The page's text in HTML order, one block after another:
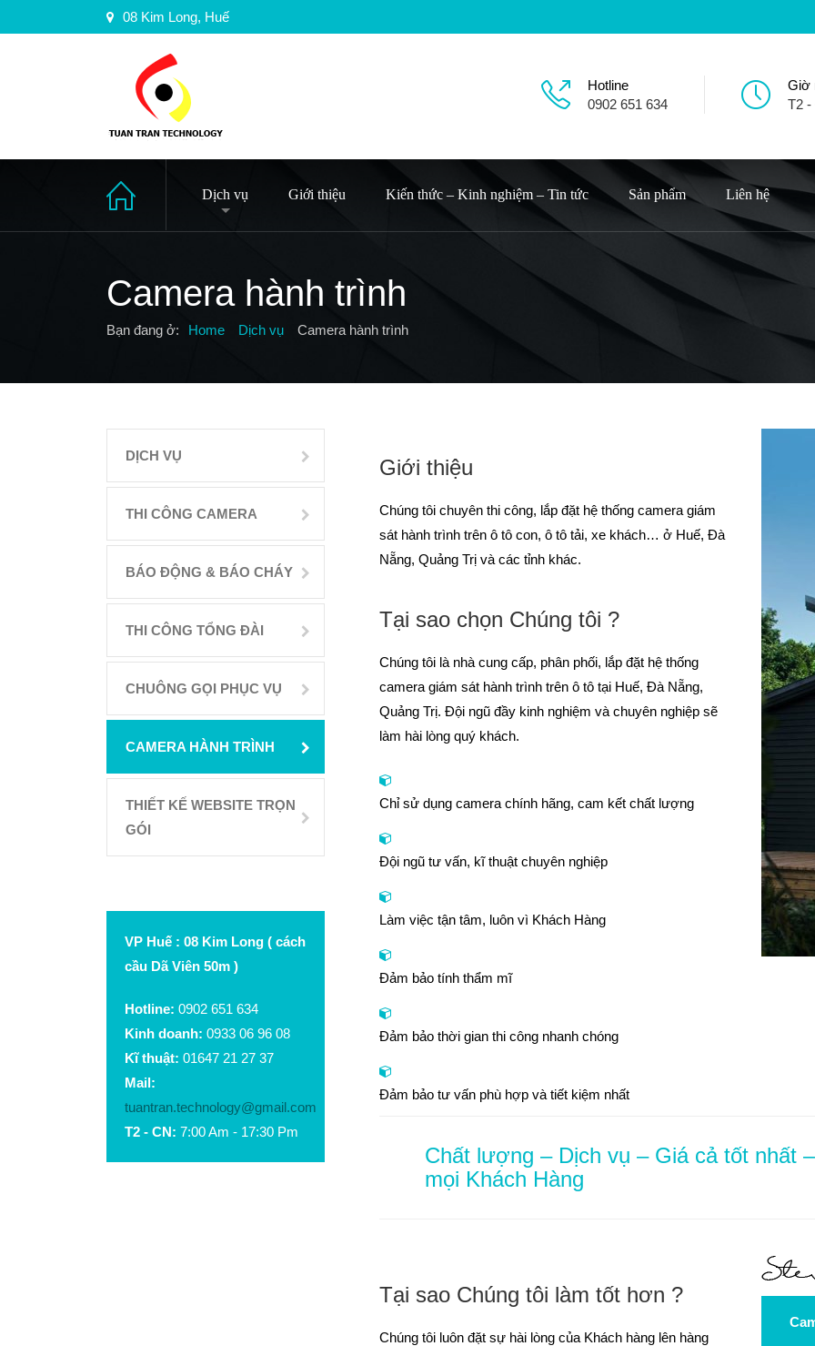
08 Kim Long, Huế
Hotline
0902 651 634
Giờ
T2 -
Dịch vụ Giới thiệu Kiến thức – Kinh nghiệm – Tin tức Sản phẩm Liên hệ
Camera hành trình
Bạn đang ở: Home Dịch vụ Camera hành trình
Giới thiệu
Chúng tôi chuyên thi công, lắp đặt hệ thống camera giám
sát hành trình trên ô tô con, ô tô tải, xe khách… ở Huế, Đà
Nẵng, Quảng Trị và các tỉnh khác.
Tại sao chọn Chúng tôi ?
Chúng tôi là nhà cung cấp, phân phối, lắp đặt hệ thống
camera giám sát hành trình trên ô tô tại Huế, Đà Nẵng,
Quảng Trị. Đội ngũ đầy kinh nghiệm và chuyên nghiệp sẽ
làm hài lòng quý khách.
Chỉ sử dụng camera chính hãng, cam kết chất lượng
Đội ngũ tư vấn, kĩ thuật chuyên nghiệp
Làm việc tận tâm, luôn vì Khách Hàng
Đảm bảo tính thẩm mĩ
Đảm bảo thời gian thi công nhanh chóng
Đảm bảo tư vấn phù hợp và tiết kiệm nhất
Chất lượng – Dịch vụ – Giá cả tốt nhất
mọi Khách Hàng
Tại sao Chúng tôi làm tốt hơn ?
Chúng tôi luôn đặt sự hài lòng của Khách hàng lên hàng
DỊCH VỤ
THI CÔNG CAMERA
BÁO ĐỘNG & BÁO CHÁY
THI CÔNG TỔNG ĐÀI
CHUÔNG GỌI PHỤC VỤ
CAMERA HÀNH TRÌNH
THIẾT KẾ WEBSITE TRỌN
GÓI
VP Huế : 08 Kim Long ( cách
cầu Dã Viên 50m )
Hotline: 0902 651 634
Kinh doanh: 0933 06 96 08
Kĩ thuật: 01647 21 27 37
Mail:
tuantran.technology@gmail.com
T2 - CN: 7:00 Am - 17:30 Pm